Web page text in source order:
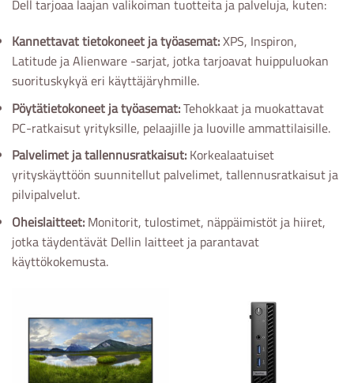
Dell tarjoaa laajan valikoiman tuotteita ja palveluja, kuten:
Kannettavat tietokoneet ja työasemat:XPS, Inspiron,
Latitude ja Alienware -sarjat, jotka tarjoavat huippuluokan
suorituskykyä eri käyttäjäryhmille.
Pöytätietokoneet ja työasemat:Tehokkaat ja muokattavat
PC-ratkaisut yrityksille, pelaajille ja luoville ammattilaisille.
Palvelimet ja tallennusratkaisut: Korkealaatuiset
yrityskäyttöön suunnitellut palvelimet, tallennusratkaisut ja
pilvipalvelut.
Oheislaitteet: Monitorit, tulostimet, näppäimistöt ja hiiret,
jotka täydentävät Dellin laitteet ja parantavat
käyttökokemusta.